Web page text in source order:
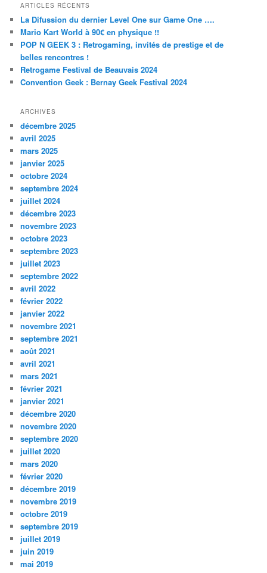
ARTICLES RÉCENTS
La Difussion du dernier Level One sur Game One ….
Mario Kart World à 90€ en physique !!
POP N GEEK 3 : Retrogaming, invités de prestige et de
belles rencontres !
Retrogame Festival de Beauvais 2024
Convention Geek : Bernay Geek Festival 2024
ARCHIVES
décembre 2025
avril 2025
mars 2025
janvier 2025
octobre 2024
septembre 2024
juillet 2024
décembre 2023
novembre 2023
octobre 2023
septembre 2023
juillet 2023
septembre 2022
avril 2022
février 2022
janvier 2022
novembre 2021
septembre 2021
août 2021
avril 2021
mars 2021
février 2021
janvier 2021
décembre 2020
novembre 2020
septembre 2020
juillet 2020
mars 2020
février 2020
décembre 2019
novembre 2019
octobre 2019
septembre 2019
juillet 2019
juin 2019
mai 2019